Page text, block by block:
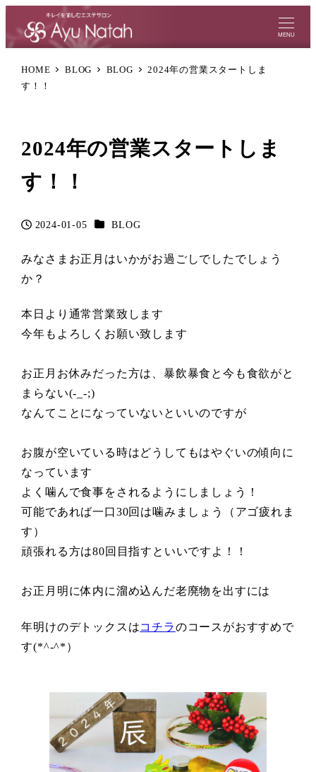
MENU
HOME BLOG BLOG
2024年の営業スタートしま
す！！
2024年の営業スタートしま
す！！
投稿日
2024-01-05 カテゴリー
BLOG
みなさまお正月はいかがお過ごしでしたでしょう
か？
本日より通常営業致します
今年もよろしくお願い致します
お正月お休みだった方は、暴飲暴食と今も食欲がと
まらない(-_-;)
なんてことになっていないといいのですが
お腹が空いている時はどうしてもはやぐいの傾向に
なっています
よく噛んで食事をされるようにしましょう！
可能であれば一口30回は噛みましょう（アゴ疲れま
す）
頑張れる方は80回目指すといいですよ！！
お正月明に体内に溜め込んだ老廃物を出すには
年明けのデトックスはコチラのコースがおすすめで
す(*^-^*）